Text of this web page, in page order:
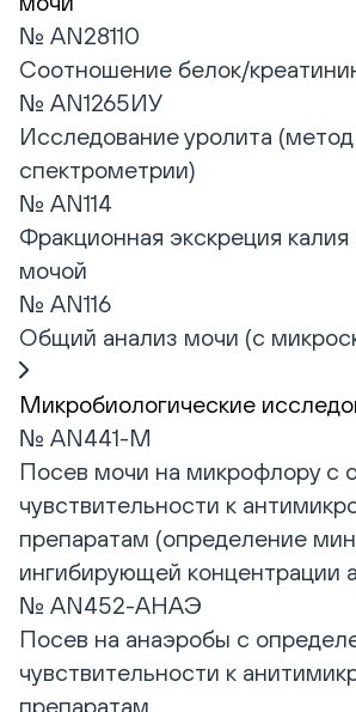
№ AN28110
Соотношение белок/
№ AN1265ИУ
Исследование уролита
спектрометрии)
№ AN114
Фракционная экскреция калия
мочой
№ AN116
Общий анализ мочи (с
Микробиологические
№ AN441-М
Посев мочи на микрофлору с
чувствительности к
препаратам (определение
ингибирующей концентрации
№ AN452-АНАЭ
Посев на анаэробы с
чувствительности к
препаратам